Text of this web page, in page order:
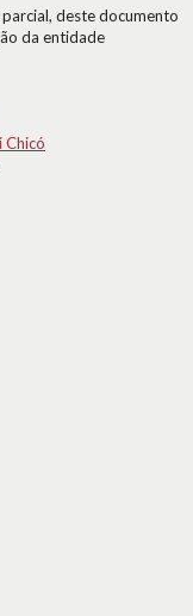
deste documento
da entidade
Chicó